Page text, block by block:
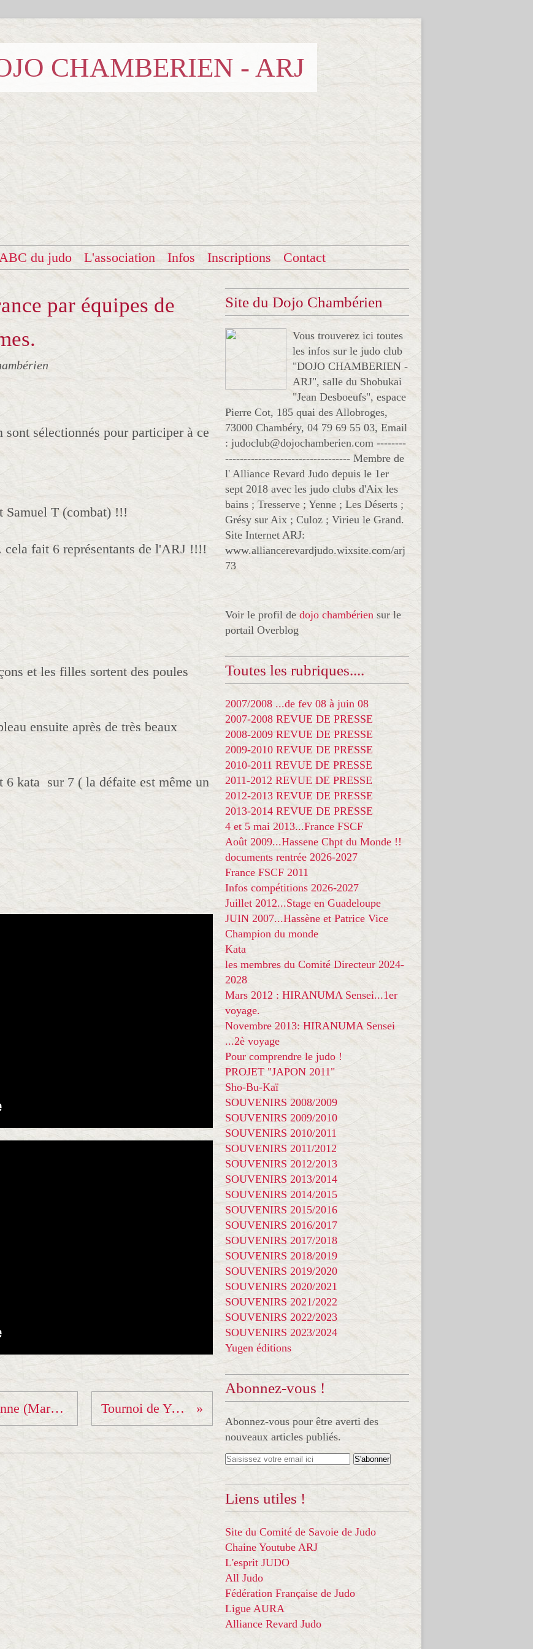
CHAMBERIEN - ARJ
du judo L'association Infos Inscriptions Contact
par équipes de
sélectionnés pour participer à ce
Samuel T (combat) !!!
cela fait 6 représentants de l'ARJ !!!!
et les filles sortent des poules
ensuite après de très beaux
6 kata sur 7 ( la défaite est même un
Tournoi vétérans de Gardanne (Marseille) Tournoi de Yenne
Site du Dojo Chambérien
Vous trouverez ici toutes
les infos sur le judo club
"DOJO CHAMBERIEN -
ARJ", salle du Shobukai
"Jean Desboeufs", espace
Pierre Cot, 185 quai des Allobroges,
73000 Chambéry, 04 79 69 55 03, Email
: judoclub@dojochamberien.com --------
---------------------------------- Membre de
l' Alliance Revard Judo depuis le 1er
sept 2018 avec les judo clubs d'Aix les
bains ; Tresserve ; Yenne ; Les Déserts ;
Grésy sur Aix ; Culoz ; Virieu le Grand.
Site Internet ARJ:
www.alliancerevardjudo.wixsite.com/arj
73
Voir le profil de dojo chambérien sur le
portail Overblog
Toutes les rubriques....
2007/2008 ...de fev 08 à juin 08
2007-2008 REVUE DE PRESSE
2008-2009 REVUE DE PRESSE
2009-2010 REVUE DE PRESSE
2010-2011 REVUE DE PRESSE
2011-2012 REVUE DE PRESSE
2012-2013 REVUE DE PRESSE
2013-2014 REVUE DE PRESSE
4 et 5 mai 2013...France FSCF
Août 2009...Hassene Chpt du Monde !!
documents rentrée 2026-2027
France FSCF 2011
Infos compétitions 2026-2027
Juillet 2012...Stage en Guadeloupe
JUIN 2007...Hassène et Patrice Vice
Champion du monde
Kata
les membres du Comité Directeur 2024-
2028
Mars 2012 : HIRANUMA Sensei...1er
voyage.
Novembre 2013: HIRANUMA Sensei
...2è voyage
Pour comprendre le judo !
PROJET "JAPON 2011"
Sho-Bu-Kaï
SOUVENIRS 2008/2009
SOUVENIRS 2009/2010
SOUVENIRS 2010/2011
SOUVENIRS 2011/2012
SOUVENIRS 2012/2013
SOUVENIRS 2013/2014
SOUVENIRS 2014/2015
SOUVENIRS 2015/2016
SOUVENIRS 2016/2017
SOUVENIRS 2017/2018
SOUVENIRS 2018/2019
SOUVENIRS 2019/2020
SOUVENIRS 2020/2021
SOUVENIRS 2021/2022
SOUVENIRS 2022/2023
SOUVENIRS 2023/2024
Yugen éditions
Abonnez-vous !
Abonnez-vous pour être averti des
nouveaux articles publiés.
Liens utiles !
Site du Comité de Savoie de Judo
Chaine Youtube ARJ
L'esprit JUDO
All Judo
Fédération Française de Judo
Ligue AURA
Alliance Revard Judo